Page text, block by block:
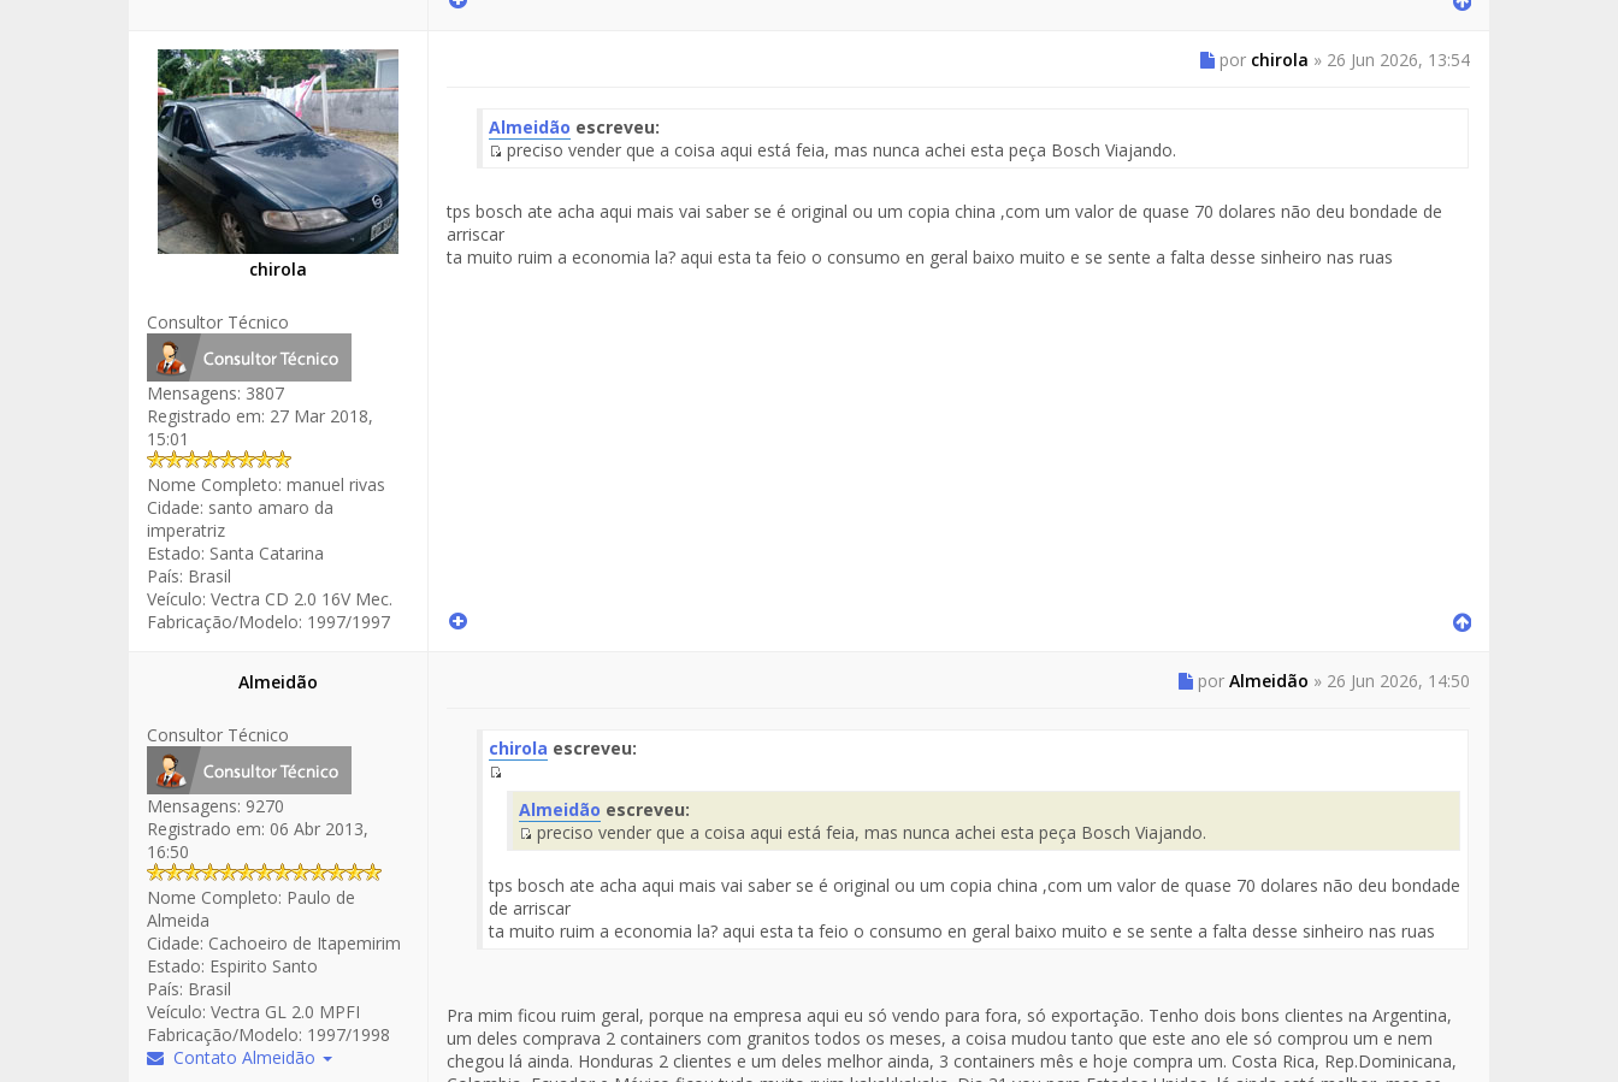
chirola
Consultor Técnico
Mensagens: 3807
Registrado em: 27 Mar 2018,
15:01
Nome Completo: manuel rivas
Cidade: santo amaro da
imperatriz
Estado: Santa Catarina
País: Brasil
Veículo: Vectra CD 2.0 16V Mec.
Fabricação/Modelo: 1997/1997
por chirola » 26 Jun 2026, 13:54
Almeidão escreveu:
Fuente
Mensaje
preciso vender que a coisa aqui está feia, mas nunca achei esta peça Bosch Viajando.
tps bosch ate acha aqui mais vai saber se é original ou um copia china ,com um valor de quase 70 dolares não deu bondade de
arriscar
ta muito ruim a economia la? aqui esta ta feio o consumo en geral baixo muito e se sente a falta desse sinheiro nas ruas
Almeidão
Consultor Técnico
Mensagens: 9270
Registrado em: 06 Abr 2013,
16:50
Nome Completo: Paulo de
Almeida
Cidade: Cachoeiro de Itapemirim
Estado: Espirito Santo
País: Brasil
Veículo: Vectra GL 2.0 MPFI
Fabricação/Modelo: 1997/1998
Contato Almeidão
por Almeidão » 26 Jun 2026, 14:50
chirola escreveu:
Fuente
del
Mensaje
Almeidão escreveu:
Fuente
Mensaje
preciso vender que a coisa aqui está feia, mas nunca achei esta peça Bosch Viajando.
tps bosch ate acha aqui mais vai saber se é original ou um copia china ,com um valor de quase 70 dolares não deu bondade
de arriscar
ta muito ruim a economia la? aqui esta ta feio o consumo en geral baixo muito e se sente a falta desse sinheiro nas ruas
Pra mim ficou ruim geral, porque na empresa aqui eu só vendo para fora, só exportação. Tenho dois bons clientes na Argentina,
um deles comprava 2 containers com granitos todos os meses, a coisa mudou tanto que este ano ele só comprou um e nem
chegou lá ainda. Honduras 2 clientes e um deles melhor ainda, 3 containers mês e hoje compra um. Costa Rica, Rep.Dominicana,